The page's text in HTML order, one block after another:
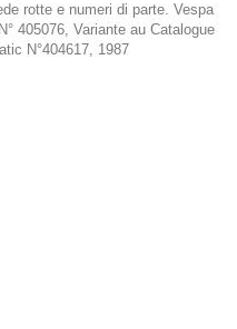
rotte e numeri di parte. Vespa
405076, Variante au Catalogue
N°404617, 1987